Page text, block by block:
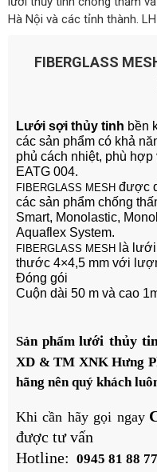
Hà Nội và các tỉnh thành.
FIBERGLASS
Lưới sợi thủy tinh bền
các sản phẩm có khả
phủ cách nhiệt, phù
EATG 004.
FIBERGLASS MESH được
các sản phẩm chống
Smart, Monolastic,
Aquaflex System.
FIBERGLASS MESH là
thước 4×4,5 mm với
Đóng gói
Cuộn dài 50 m và cao
Sản phẩmlưới thủy
XD & TM XNKHưng
hãng nên quý khách
Khi cần hãy gọi ngay
được tư vấn
Hotline: 0945 81 88